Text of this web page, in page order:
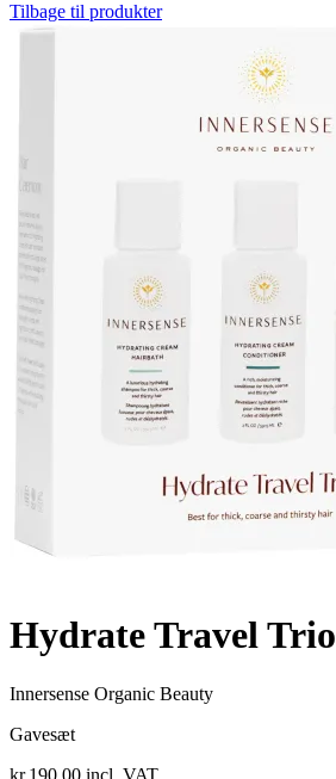
Tilbage til produkter
Hydrate Travel Trio
Innersense Organic Beauty
Gavesæt
kr.190.00 incl. VAT